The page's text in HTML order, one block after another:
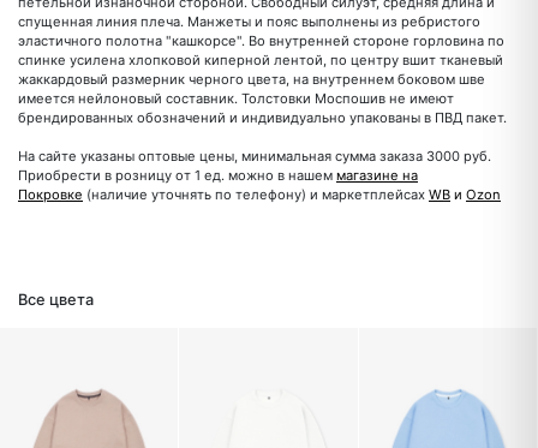
спущенная линия плеча. Манжеты и пояс выполнены из ребристого
эластичного полотна "кашкорсе". Во внутренней стороне горловина по
спинке усилена хлопковой киперной лентой, по центру вшит тканевый
жаккардовый размерник черного цвета, на внутреннем боковом шве
имеется нейлоновый составник. Толстовки Моспошив не имеют
брендированных обозначений и индивидуально упакованы в ПВД пакет.
На сайте указаны оптовые цены, минимальная сумма заказа 3000 руб.
Приобрести в розницу от 1 ед. можно в нашем магазине на
Покровке (наличие уточнять по телефону) и маркетплейсах WB и Ozon
Все цвета